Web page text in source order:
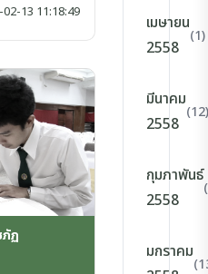
02-13 11:18:49
ภัฏ
เมษายน
2558
(1)
มีนาคม
2558
(12)
กุมภาพันธ์
2558
มกราคม